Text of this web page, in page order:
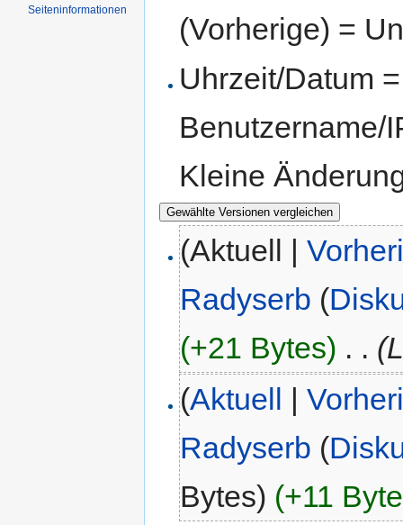
(Vorherige) =
Uhrzeit/Datum
Benutzername/
Kleine
(Aktuell |
Radyserb (
(+21 Bytes) . .
(Aktuell |
Radyserb (
Bytes) (+11
Seiten­informationen